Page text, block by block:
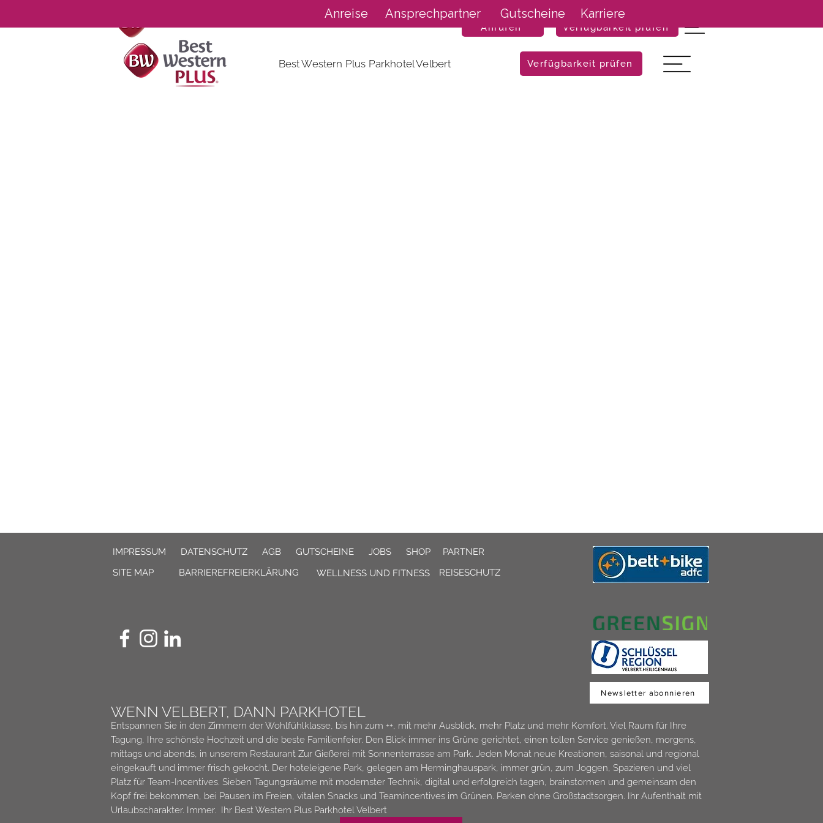
Anreise Ansprechpartner Gutscheine Karriere
Best Western Plus Parkhotel Velbert Verfügbarkeit prüfen
Anrufen Verfügbarkeit prüfen
IMPRESSUM DATENSCHUTZ AGB GUTSCHEINE JOBS SHOP
PARTNER
SITE MAP
BARRIEREFREIERKLÄRUNG WELLNESS UND FITNESS
Newsletter abonnieren
WENN VELBERT, DANN PARKHOTEL
Entspannen Sie in den Zimmern der Wohlfühlklasse, bis hin zum ++, mit mehr Ausblick, mehr Platz und mehr Komfort. Viel Raum für Ihre
Tagung, Ihre schönste Hochzeit und die beste Familienfeier. Den Blick immer ins Grüne gerichtet, einen tollen Service genießen, morgens,
mittags und abends, in unserem Restaurant Zur Gießerei mit Sonnenterrasse am Park. Jeden Monat neue Kreationen, saisonal und regional
eingekauft und immer frisch gekocht. Der hoteleigene Park, gelegen am Herminghauspark, immer grün, zum Joggen, Spazieren und viel
Platz für Team-Incentives. Sieben Tagungsräume mit modernster Technik, digital und erfolgreich tagen, brainstormen und gemeinsam den
Kopf frei bekommen, bei Pausen im Freien, vitalen Snacks und Teamincentives im Grünen. Parken ohne Großstadtsorgen. Ihr Aufenthalt mit
Urlaubscharakter. Immer. Ihr Best Western Plus Parkhotel Velbert
REISESCHUTZ